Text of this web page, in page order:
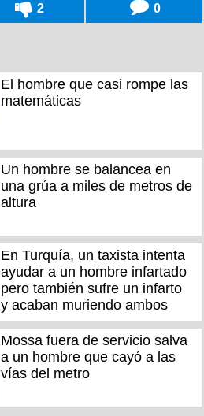
2 0
El hombre que casi rompe las
matemáticas
Un hombre se balancea en
una grúa a miles de metros de
altura
En Turquía, un taxista intenta
ayudar a un hombre infartado
pero también sufre un infarto
y acaban muriendo ambos
Mossa fuera de servicio salva
a un hombre que cayó a las
vías del metro